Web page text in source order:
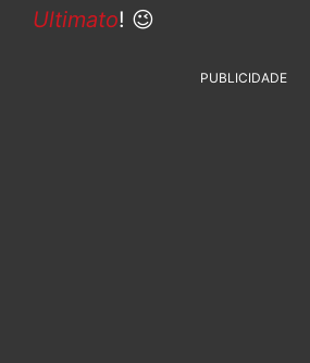
Ultimato! 😉
PUBLICIDADE